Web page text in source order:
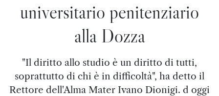
universitario penitenziario
alla Dozza
"Il diritto allo studio è un diritto di tutti,
soprattutto di chi è in difficoltà", ha detto il
Rettore dell'Alma Mater Ivano Dionigi. d oggi